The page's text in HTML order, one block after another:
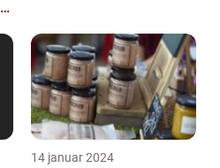
14 januar 2024